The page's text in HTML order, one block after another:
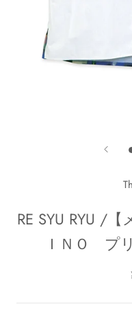
RE SYU RYU /
ＩＮＯ プ